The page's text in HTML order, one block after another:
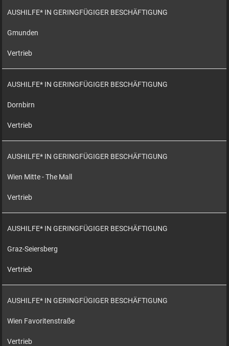
AUSHILFE* IN GERINGFÜGIGER BESCHÄFTIGUNG
Gmunden
Vertrieb
AUSHILFE* IN GERINGFÜGIGER BESCHÄFTIGUNG
Dornbirn
Vertrieb
AUSHILFE* IN GERINGFÜGIGER BESCHÄFTIGUNG
Wien Mitte - The Mall
Vertrieb
AUSHILFE* IN GERINGFÜGIGER BESCHÄFTIGUNG
Graz-Seiersberg
Vertrieb
AUSHILFE* IN GERINGFÜGIGER BESCHÄFTIGUNG
Wien Favoritenstraße
Vertrieb